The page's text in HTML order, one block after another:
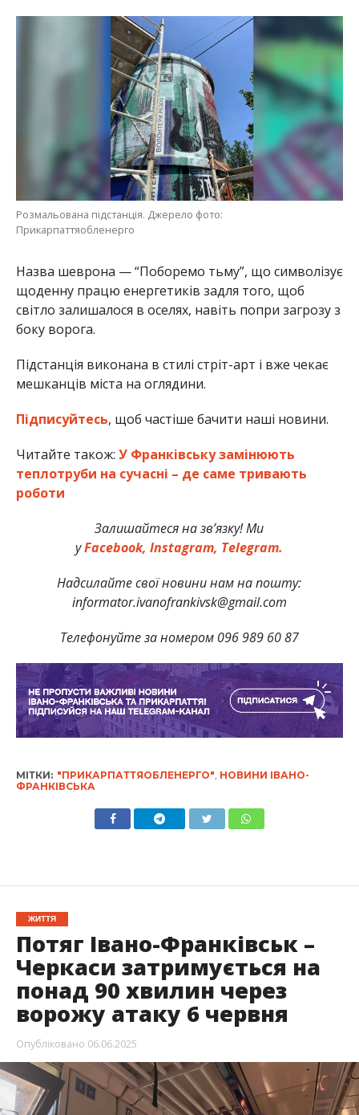
Розмальована підстанція. Джерело фото:
Прикарпаттяобленерго
Назва шеврона — “Поборемо тьму”, що символізує
щоденну працю енергетиків задля того, щоб
світло залишалося в оселях, навіть попри загрозу з
боку ворога.
Підстанція виконана в стилі стріт-арт і вже чекає
мешканців міста на оглядини.
Підписуйтесь, щоб частіше бачити наші новини.
Читайте також: У Франківську замінюють
теплотруби на сучасні – де саме тривають
роботи
Залишайтеся на зв’язку! Ми
уFacebook, Instagram, Telegram.
Надсилайте свої новини нам на пошту:
informator.ivanofrankivsk@gmail.com
Телефонуйте за номером 096 989 60 87
МІТКИ: "ПРИКАРПАТТЯОБЛЕНЕРГО", НОВИНИ ІВАНО-
ФРАНКІВСЬКА
ЖИТТЯ
Потяг Івано-Франківськ –
Черкаси затримується на
понад 90 хвилин через
ворожу атаку 6 червня
Опубліковано 06.06.2025